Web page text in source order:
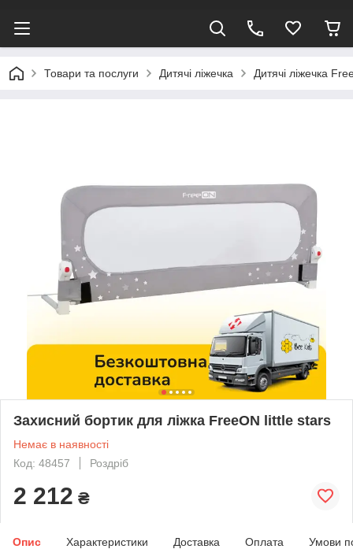
Товари та послуги Дитячі ліжечка Дитячі ліжечка
Захисний бортик для ліжка FreeON little stars
Немає в наявності
Код: 48457
Роздріб
2 212 ₴
Опис Характеристики Доставка Оплата Умови